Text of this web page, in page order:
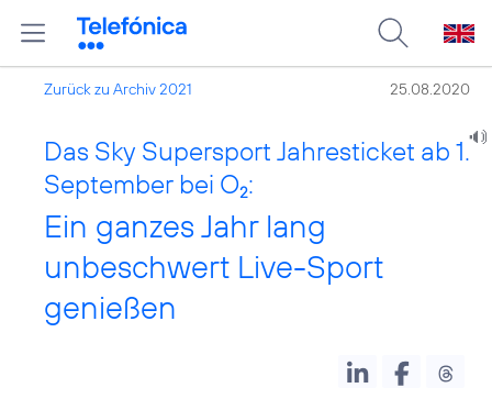
Zurück zu Archiv 2021 25.08.2020
Das Sky Supersport Jahresticket ab 1.
September bei O2:
Ein ganzes Jahr lang
unbeschwert Live-Sport
genießen